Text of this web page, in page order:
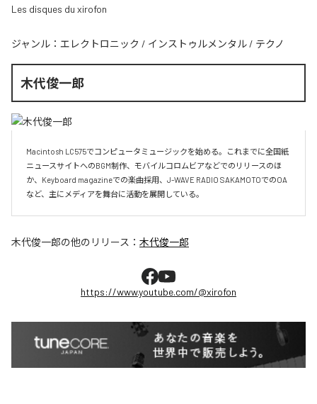
Les disques du xirofon
ジャンル： エレクトロニック / インストゥルメンタル / テクノ
木代俊一郎
Macintosh LC575でコンピュータミュージックを始める。これまでに全国紙
ニュースサイトへのBGM制作、モバイルコロムビアなどでのリリースのほ
か、Keyboard magazineでの楽曲採用、J-WAVE RADIO SAKAMOTOでのOA
など、主にメディアを舞台に活動を展開している。
木代俊一郎の他のリリース： 木代俊一郎
https://www.youtube.com/@xirofon